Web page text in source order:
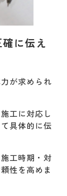
に伝え
が求められ
工に対応し
具体的に伝
工時期・対
性を高めま